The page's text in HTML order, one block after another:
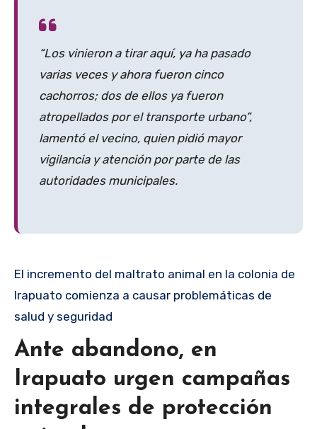
“Los vinieron a tirar aquí, ya ha pasado
varias veces y ahora fueron cinco
cachorros; dos de ellos ya fueron
atropellados por el transporte urbano”,
lamentó el vecino, quien pidió mayor
vigilancia y atención por parte de las
autoridades municipales.
El incremento del maltrato animal en la colonia de
Irapuato comienza a causar problemáticas de
salud y seguridad
Ante abandono, en
Irapuato urgen campañas
integrales de protección